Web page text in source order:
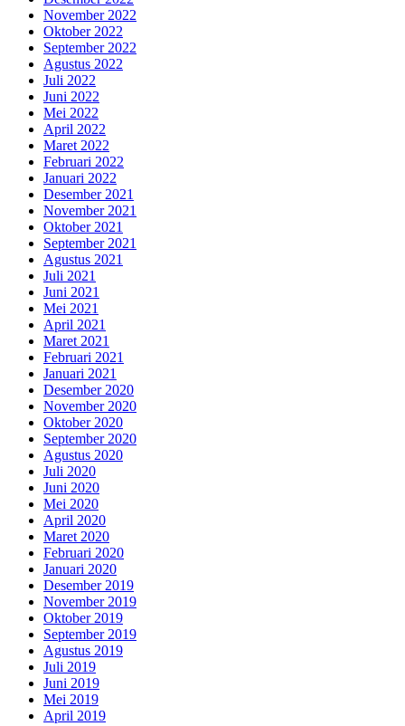
November 2022
Oktober 2022
September 2022
Agustus 2022
Juli 2022
Juni 2022
Mei 2022
April 2022
Maret 2022
Februari 2022
Januari 2022
Desember 2021
November 2021
Oktober 2021
September 2021
Agustus 2021
Juli 2021
Juni 2021
Mei 2021
April 2021
Maret 2021
Februari 2021
Januari 2021
Desember 2020
November 2020
Oktober 2020
September 2020
Agustus 2020
Juli 2020
Juni 2020
Mei 2020
April 2020
Maret 2020
Februari 2020
Januari 2020
Desember 2019
November 2019
Oktober 2019
September 2019
Agustus 2019
Juli 2019
Juni 2019
Mei 2019
April 2019